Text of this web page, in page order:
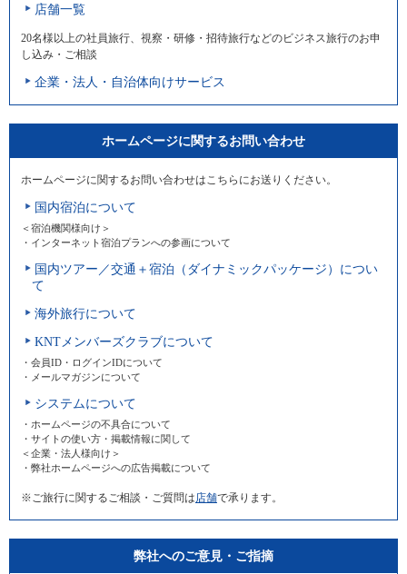
店舗一覧
20名様以上の社員旅行、視察・研修・招待旅行などのビジネス旅行のお申
し込み・ご相談
企業・法人・自治体向けサービス
ホームページに関するお問い合わせ
ホームページに関するお問い合わせはこちらにお送りください。
国内宿泊について
＜宿泊機関様向け＞
・インターネット宿泊プランへの参画について
国内ツアー／交通＋宿泊（ダイナミックパッケージ）につい
て
海外旅行について
KNTメンバーズクラブについて
・会員ID・ログインIDについて
・メールマガジンについて
システムについて
・ホームページの不具合について
・サイトの使い方・掲載情報に関して
＜企業・法人様向け＞
・弊社ホームページへの広告掲載について
※ご旅行に関するご相談・ご質問は 店舗で承ります。
弊社へのご意見・ご指摘